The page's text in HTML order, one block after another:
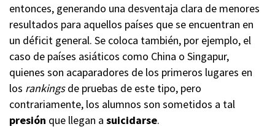
entonces, generando una desventaja clara de menores
resultados para aquellos países que se encuentran en
un déficit general. Se coloca también, por ejemplo, el
caso de países asiáticos como China o Singapur,
quienes son acaparadores de los primeros lugares en
los rankingsde pruebas de este tipo, pero
contrariamente, los alumnos son sometidos a tal
presión que llegan a suicidarse.